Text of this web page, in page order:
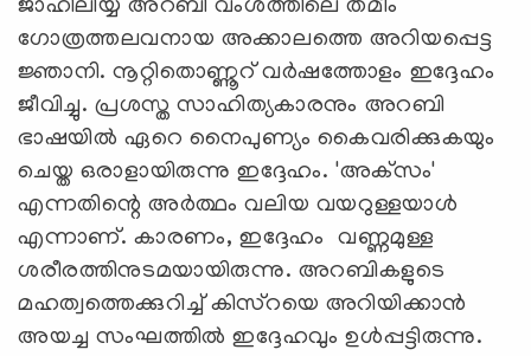
ജാഹിലിയ്യ അറബി വംശത്തിലെ തമീം
ഗോത്രത്തലവനായ അക്കാലത്തെ അറിയപ്പെട്ട
ജ്ഞാനി. നൂറ്റിതൊണ്ണൂറ് വര്‍ഷത്തോളം ഇദ്ദേഹം
ജീവിച്ചു. പ്രശസ്ത സാഹിത്യകാരനും അറബി
ഭാഷയില്‍ ഏറെ നൈപുണ്യം കൈവരിക്കുകയും
ചെയ്ത ഒരാളായിരുന്നു ഇദ്ദേഹം. 'അക്‌സം'
എന്നതിന്റെ അര്‍ത്ഥം വലിയ വയറുള്ളയാള്‍
എന്നാണ്. കാരണം, ഇദ്ദേഹം വണ്ണമുള്ള
ശരീരത്തിനുടമയായിരുന്നു. അറബികളുടെ
മഹത്വത്തെക്കുറിച്ച് കിസ്‌റയെ അറിയിക്കാന്‍
അയച്ച സംഘത്തില്‍ ഇദ്ദേഹവും ഉള്‍പ്പട്ടിരുന്നു.